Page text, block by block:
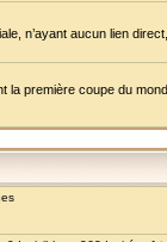
n’ayant aucun lien
première coupe du